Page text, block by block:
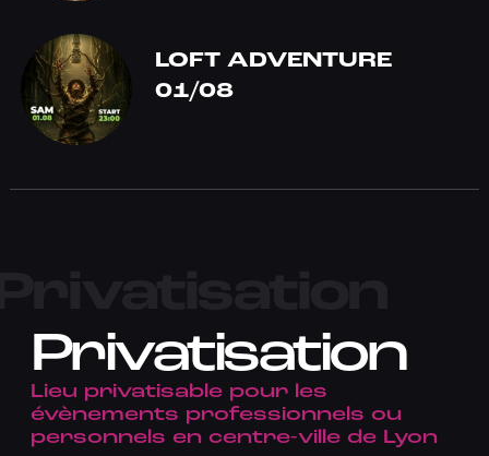
LOFT ADVENTURE
01/08
Privatisation
Lieu privatisable pour les
évènements professionnels ou
personnels en centre-ville de Lyon